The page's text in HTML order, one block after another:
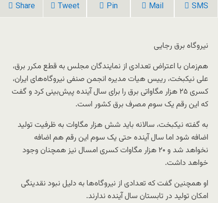
Share Tweet Pin Mail SMS
نیروگاه برق رجایی
هم‌زمان با اعتراض تعدادی از نمایندگان مجلس به قطع مکرر برق،
علی نیکبخت، رییس هیات مدیره انجمن صنفی نیروگاه‌های ایران،
کسری ۲۵ هزار مگاواتی برق را برای سال آینده پیش‌بینی کرد و گفت
که این رقم یک سوم مصرف برق کشور است.
به گفته نیکبخت، سالانه باید شش هزار مگاوات به ظرفیت تولید
اضافه شود اما سال آینده حتی یک سوم این رقم هم اضافه
نخواهد شد و ۲۰ هزار مگاوات کسری امسال نیز همچنان وجود
خواهد داشت.
او همچنین گفت که تعدادی از نیروگاه‌ها به دلیل نبود نقدینگی
امکان تولید در تابستان سال آینده ندارند.